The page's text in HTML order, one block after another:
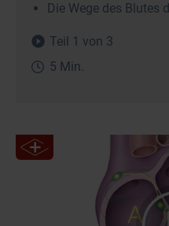
Die Wege des Blutes
Teil 1 von 3
5 Min.